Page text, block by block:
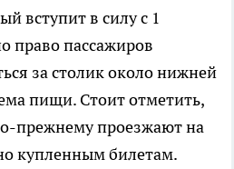
вступит в силу с 1
право пассажиров
за столик около нижней
пищи. Стоит отметить,
прежнему проезжают на
купленным билетам.